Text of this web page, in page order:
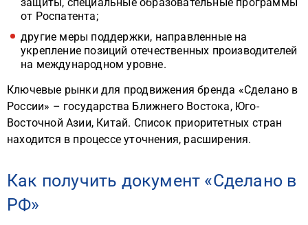
от Роспатента;
другие меры поддержки, направленные на
укрепление позиций отечественных производителей
на международном уровне.
Ключевые рынки для продвижения бренда «Сделано в
России» – государства Ближнего Востока, Юго-
Восточной Азии, Китай. Список приоритетных стран
находится в процессе уточнения, расширения.
Как получить документ «Сделано в
РФ»